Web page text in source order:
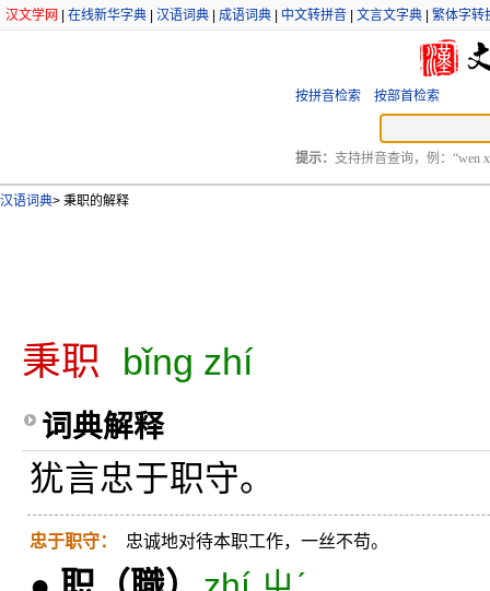
汉文学网 在线新华字典 汉语词典 成语词典 中文转拼音 文言文字典 繁体字转
按拼音检索 按部首检索
提示： 支持拼音查询，例：“wen
汉语词典> 秉职的解释
秉职 bǐng zhí
词典解释
犹言忠于职守。
忠于职守： 忠诚地对待本职工作，一丝不苟。